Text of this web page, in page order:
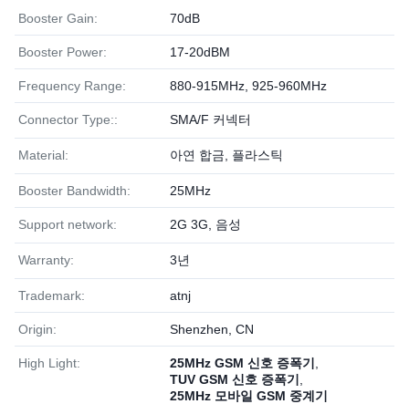
Booster Gain: 70dB
Booster Power: 17-20dBM
Frequency Range: 880-915MHz, 925-960MHz
Connector Type:: SMA/F 커넥터
Material: 아연 합금, 플라스틱
Booster Bandwidth: 25MHz
Support network: 2G 3G, 음성
Warranty: 3년
Trademark: atnj
Origin: Shenzhen, CN
High Light: 25MHz GSM 신호 증폭기
TUV GSM 신호 증폭기
25MHz 모바일 GSM 중계기